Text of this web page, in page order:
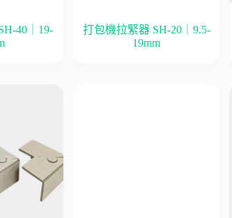
40｜19-
打包機拉緊器 SH-20｜9.5-
19mm